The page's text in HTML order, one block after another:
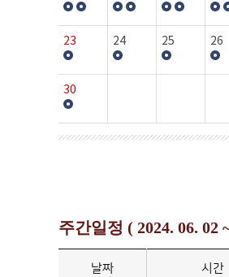
23 24 25 26
30
주간일정 ( 2024. 06. 02
날짜 시간